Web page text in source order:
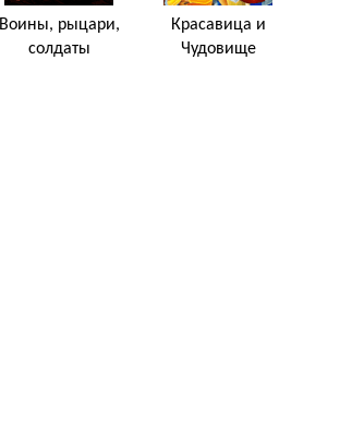
Воины, рыцари,
солдаты
Красавица и
Чудовище